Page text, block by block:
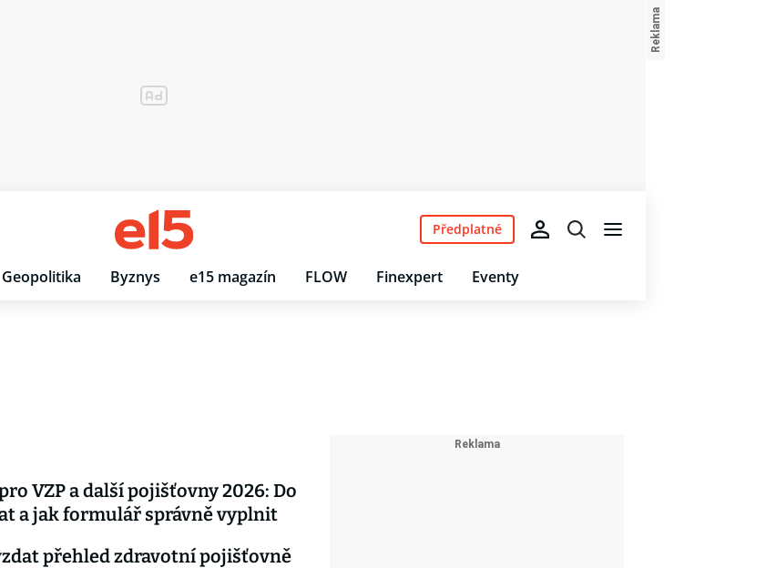
Geopolitika Byznys e15 magazín FLOW Finexpert Eventy
Předplatné
VZP a další pojišťovny 2026: Do
a jak formulář správně vyplnit
přehled zdravotní pojišťovně